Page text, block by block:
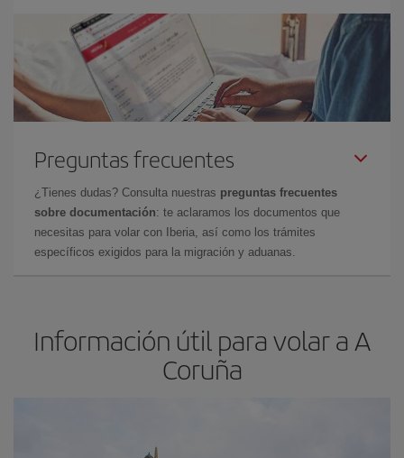
Preguntas frecuentes
¿Tienes dudas? Consulta nuestras preguntas frecuentes
sobre documentación: te aclaramos los documentos que
necesitas para volar con Iberia, así como los trámites
específicos exigidos para la migración y aduanas.
Información útil para volar a A
Coruña